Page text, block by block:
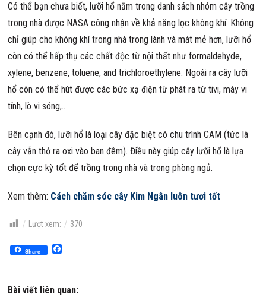
Có thể bạn chưa biết, lưỡi hổ nằm trong danh sách nhóm cây trồng
trong nhà được NASA công nhận về khả năng lọc không khí. Không
chỉ giúp cho không khí trong nhà trong lành và mát mẻ hơn, lưỡi hổ
còn có thể hấp thụ các chất độc từ nội thất như formaldehyde,
xylene, benzene, toluene, and trichloroethylene. Ngoài ra cây lưỡi
hổ còn có thể hút được các bức xạ điện từ phát ra từ tivi, máy vi
tính, lò vi sóng,..
Bên cạnh đó, lưỡi hổ là loại cây đặc biệt có chu trình CAM (tức là
cây vẫn thở ra oxi vào ban đêm). Điều này giúp cây lưỡi hổ là lựa
chọn cực kỳ tốt để trồng trong nhà và trong phòng ngủ.
Xem thêm: Cách chăm sóc cây Kim Ngân luôn tươi tốt
Lượt xem: 370
Share
Bài viết liên quan: